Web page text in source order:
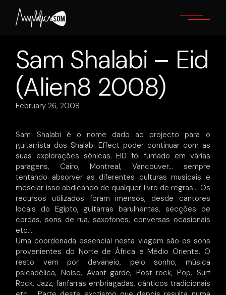
content
Sam Shalabi – Eid
(Alien8 2008)
February 26, 2008
Sam Shalabi é o nome dado ao projecto para o
guitarrista dos Shalabi Effect poder continuar com as
suas explorações sónicas. EID foi fumado em várias
paragens, Cairo, Montreal, Vancouver… sempre
tentando absorver as diferentes culturas musicais e
mesclar isso abdicando de qualquer livro de regras… Os
recursos utilizados foram imensos, desde cantores
locais do Egipto, guitarras barulhentas, secções de
cordas, sons de rua, saxofones, conversas ocasionais
etc….
Uma coordenada essencial nesta viagem são os sons
provenientes do Norte de África e Médio Oriente. O
resto vem por devaneio, pelo sonho, música
psicadélica, Noise, Avant-garde, Post-rock, Pop, Surf
Rock, Jazz, fanfarras embriagadas, cânticos tradicionais